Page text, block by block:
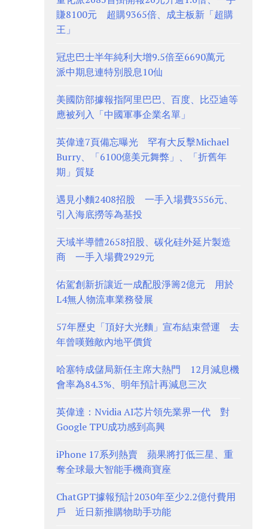
賺8100元 超購9365倍、成主板新「超購
王」
冠忠巴士半年純利大增9.5倍至6690萬元
派中期息連特別股息10仙
美國防部據報指阿里巴巴、百度、比亞迪等
應被列入「中國軍事企業名單」
英偉達7頁備忘曝光 罕有大反擊Michael
Burry、「6100億美元舞弊」、「折舊年
期」質疑
遇見小麵2408招股 一手入場費3556元、
引入海底撈等為基投
天域半導體2658招股、碳化硅外延片製造
商 一手入場費2929元
佑駕創新折讓近一成配股淨籌2億元 用於
L4無人物流車業務發展
57年歷史「頂好大光麵」宣布結束營運 去
年曾嘆難敵內地平價貨
哈塞特成儲局新任主席大熱門 12月減息機
會率為84.3%、明年預計再減息三次
英偉達：Nvidia AI芯片領先業界一代 對
Google TPU成功感到高興
iPhone 17系列熱賣 蘋果將打低三星、重
奪全球最大智能手機商寶座
ChatGPT據報預計2030年至少2.2億付費用
戶 近日新推購物助手功能